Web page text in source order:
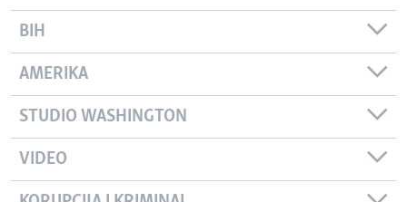
BIH
AMERIKA
STUDIO WASHINGTON
VIDEO